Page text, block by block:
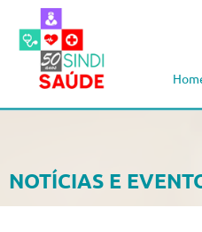
NOTÍCIAS E